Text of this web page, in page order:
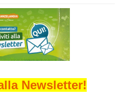
Newsletter!